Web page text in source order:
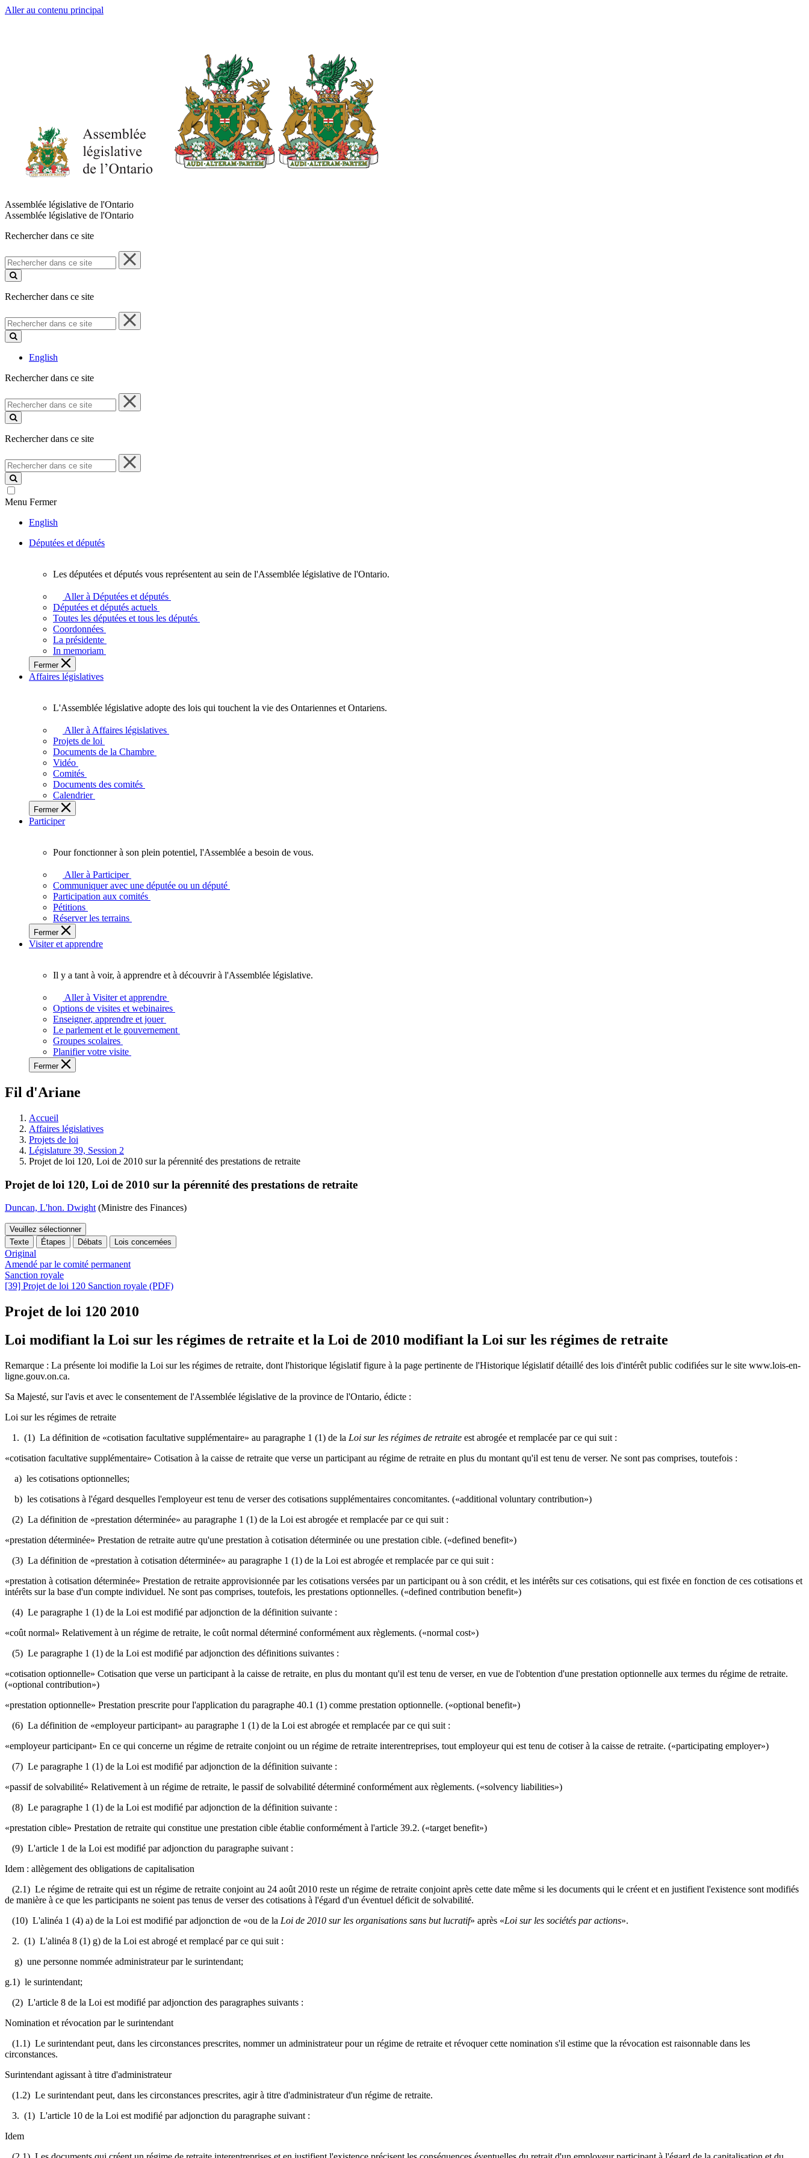
Aller au contenu principal
Assemblée législative de l'Ontario
Assemblée législative de l'Ontario
Rechercher dans ce site
Rechercher
dans
ce
Rechercher dans ce site
Rechercher
dans
ce
English
Rechercher dans ce site
Rechercher
dans
ce
Rechercher dans ce site
Rechercher
dans
ce
site
Menu Fermer
English
Députées et députés
députées
députés
vous
représentent
sein
de
l'Assemblée
l'Ontario.
Les députées et députés vous représentent au sein de l'Assemblée législative de l'Ontario.
Aller à Députées et députés
Députées et députés actuels
Toutes les députées et tous les députés
Coordonnées
La présidente
In memoriam
Fermer
Affaires législatives
législative
adopte
touchent
vie
des
Ontariennes
Ontariens.
L'Assemblée législative adopte des lois qui touchent la vie des Ontariennes et Ontariens.
Aller à Affaires législatives
Projets de loi
Documents de la Chambre
Vidéo
Comités
Documents des comités
Calendrier
Fermer
Participer
fonctionner
plein
potentiel,
l'Assemblée
a
besoin
Pour fonctionner à son plein potentiel, l'Assemblée a besoin de vous.
Aller à Participer
Communiquer avec une députée ou un député
Participation aux comités
Pétitions
Réserver les terrains
Fermer
Visiter et apprendre
voir,
apprendre
et
découvrir
l'Assemblée
législative.
Il y a tant à voir, à apprendre et à découvrir à l'Assemblée législative.
Aller à Visiter et apprendre
Options de visites et webinaires
Enseigner, apprendre et jouer
Le parlement et le gouvernement
Groupes scolaires
Planifier votre visite
Fermer
Fil d'Ariane
Accueil
Affaires législatives
Projets de loi
Législature 39, Session 2
Projet de loi 120, Loi de 2010 sur la pérennité des prestations de retraite
Projet de loi 120, Loi de 2010 sur la pérennité des prestations de retraite
Duncan, L'hon. Dwight (Ministre des Finances)
Veuillez sélectionner
Texte
Étapes Débats Lois concernées
Original
Amendé par le comité permanent
Sanction royale
[39] Projet de loi 120 Sanction royale (PDF)
Projet de loi 120 2010
Loi modifiant la Loi sur les régimes de retraite et la Loi de 2010 modifiant la Loi sur les régimes de retraite
Remarque : La présente loi modifie la Loi sur les régimes de retraite, dont l'historique législatif figure à la page pertinente de l'Historique législatif détaillé des lois d'intérêt public codifiées sur le site www.lois-en-
ligne.gouv.on.ca.
Sa Majesté, sur l'avis et avec le consentement de l'Assemblée législative de la province de l'Ontario, édicte :
Loi sur les régimes de retraite
1. (1) La définition de «cotisation facultative supplémentaire» au paragraphe 1 (1) de la Loi sur les régimes de retraite est abrogée et remplacée par ce qui suit :
«cotisation facultative supplémentaire» Cotisation à la caisse de retraite que verse un participant au régime de retraite en plus du montant qu'il est tenu de verser. Ne sont pas comprises, toutefois :
a) les cotisations optionnelles;
b) les cotisations à l'égard desquelles l'employeur est tenu de verser des cotisations supplémentaires concomitantes. («additional voluntary contribution»)
(2) La définition de «prestation déterminée» au paragraphe 1 (1) de la Loi est abrogée et remplacée par ce qui suit :
«prestation déterminée» Prestation de retraite autre qu'une prestation à cotisation déterminée ou une prestation cible. («defined benefit»)
(3) La définition de «prestation à cotisation déterminée» au paragraphe 1 (1) de la Loi est abrogée et remplacée par ce qui suit :
«prestation à cotisation déterminée» Prestation de retraite approvisionnée par les cotisations versées par un participant ou à son crédit, et les intérêts sur ces cotisations, qui est fixée en fonction de ces cotisations et
intérêts sur la base d'un compte individuel. Ne sont pas comprises, toutefois, les prestations optionnelles. («defined contribution benefit»)
(4) Le paragraphe 1 (1) de la Loi est modifié par adjonction de la définition suivante :
«coût normal» Relativement à un régime de retraite, le coût normal déterminé conformément aux règlements. («normal cost»)
(5) Le paragraphe 1 (1) de la Loi est modifié par adjonction des définitions suivantes :
«cotisation optionnelle» Cotisation que verse un participant à la caisse de retraite, en plus du montant qu'il est tenu de verser, en vue de l'obtention d'une prestation optionnelle aux termes du régime de retraite.
(«optional contribution»)
«prestation optionnelle» Prestation prescrite pour l'application du paragraphe 40.1 (1) comme prestation optionnelle. («optional benefit»)
(6) La définition de «employeur participant» au paragraphe 1 (1) de la Loi est abrogée et remplacée par ce qui suit :
«employeur participant» En ce qui concerne un régime de retraite conjoint ou un régime de retraite interentreprises, tout employeur qui est tenu de cotiser à la caisse de retraite. («participating employer»)
(7) Le paragraphe 1 (1) de la Loi est modifié par adjonction de la définition suivante :
«passif de solvabilité» Relativement à un régime de retraite, le passif de solvabilité déterminé conformément aux règlements. («solvency liabilities»)
(8) Le paragraphe 1 (1) de la Loi est modifié par adjonction de la définition suivante :
«prestation cible» Prestation de retraite qui constitue une prestation cible établie conformément à l'article 39.2. («target benefit»)
(9) L'article 1 de la Loi est modifié par adjonction du paragraphe suivant :
Idem : allègement des obligations de capitalisation
(2.1) Le régime de retraite qui est un régime de retraite conjoint au 24 août 2010 reste un régime de retraite conjoint après cette date même si les documents qui le créent et en justifient l'existence sont modifiés
de manière à ce que les participants ne soient pas tenus de verser des cotisations à l'égard d'un éventuel déficit de solvabilité.
(10) L'alinéa 1 (4) a) de la Loi est modifié par adjonction de «ou de la Loi de 2010 sur les organisations sans but lucratif» après «Loi sur les sociétés par actions».
2. (1) L'alinéa 8 (1) g) de la Loi est abrogé et remplacé par ce qui suit :
g) une personne nommée administrateur par le surintendant;
g.1) le surintendant;
(2) L'article 8 de la Loi est modifié par adjonction des paragraphes suivants :
Nomination et révocation par le surintendant
(1.1) Le surintendant peut, dans les circonstances prescrites, nommer un administrateur pour un régime de retraite et révoquer cette nomination s'il estime que la révocation est raisonnable dans les
circonstances.
Surintendant agissant à titre d'administrateur
(1.2) Le surintendant peut, dans les circonstances prescrites, agir à titre d'administrateur d'un régime de retraite.
3. (1) L'article 10 de la Loi est modifié par adjonction du paragraphe suivant :
Idem